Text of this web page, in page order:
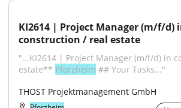
KI2614 | Project Manager (m/f/d)
construction / real estate
"...KI2614 | Project Manager (m/f/d) in
estate** Pforzheim ## Your Tasks..."
THOST Projektmanagement GmbH